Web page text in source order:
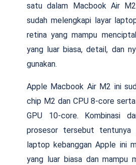
satu dalam Macbook Air
sudah melengkapi layar
retina yang mampu
yang luar biasa, detail, dan
gunakan.
Apple Macbook Air M2 ini
chip M2 dan CPU 8-core
GPU 10-core. Kombinasi
prosesor tersebut tentunya
laptop kebanggan Apple ini
yang luar biasa dan mampu